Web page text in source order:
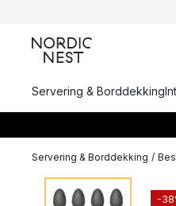
Servering & Borddekking
Servering & Borddekking /
-